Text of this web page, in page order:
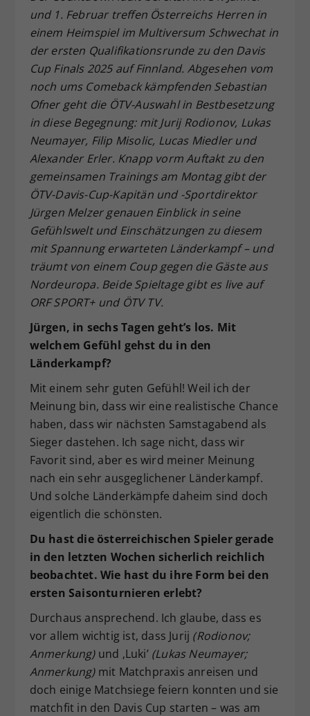
und 1. Februar treffen Österreichs Herren in
einem Heimspiel im Multiversum Schwechat in
der ersten Qualifikationsrunde zu den Davis
Cup Finals 2025 auf Finnland. Abgesehen vom
noch ums Comeback kämpfenden Sebastian
Ofner geht die ÖTV-Auswahl in Bestbesetzung
in diese Begegnung: mit Jurij Rodionov, Lukas
Neumayer, Filip Misolic, Lucas Miedler und
Alexander Erler. Knapp vorm Auftakt zu den
gemeinsamen Trainings am Montag gibt der
ÖTV-Davis-Cup-Kapitän und -Sportdirektor
Jürgen Melzer genauen Einblick in seine
Gefühlswelt und Einschätzungen zu diesem
mit Spannung erwarteten Länderkampf – und
träumt von einem Coup gegen die Gäste aus
Nordeuropa. Beide Spieltage gibt es live auf
ORF SPORT+ und ÖTV TV.
Jürgen, in sechs Tagen geht’s los. Mit
welchem Gefühl gehst du in den
Länderkampf?
Mit einem sehr guten Gefühl! Weil ich der
Meinung bin, dass wir eine realistische Chance
haben, dass wir nächsten Samstagabend als
Sieger dastehen. Ich sage nicht, dass wir
Favorit sind, aber es wird meiner Meinung
nach ein sehr ausgeglichener Länderkampf.
Und solche Länderkämpfe daheim sind doch
eigentlich die schönsten.
Du hast die österreichischen Spieler gerade
in den letzten Wochen sicherlich reichlich
beobachtet. Wie hast du ihre Form bei den
ersten Saisonturnieren erlebt?
Durchaus ansprechend. Ich glaube, dass es
vor allem wichtig ist, dass Jurij (Rodionov;
Anmerkung)und ‚Luki’ (Lukas Neumayer;
Anmerkung)mit Matchpraxis anreisen und
doch einige Matchsiege feiern konnten und sie
matchfit in den Davis Cup starten – was am
Zweck
Dieser Wert speichert Ihre Consent-
Einstellungen. Unter anderem eine
zufällig generierte ID, für die
historische Speicherung Ihrer
vorgenommen Einstellungen, falls der
Webseiten-Betreiber dies eingestellt
hat.